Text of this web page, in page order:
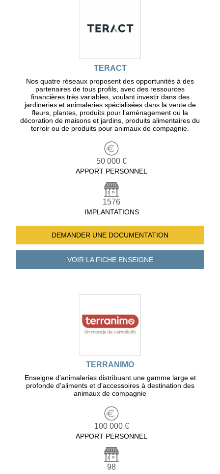
TERACT
Nos quatre réseaux proposent des opportunités à des
partenaires de tous profils, avec des ressources
financières très variables, voulant investir dans des
jardineries et animaleries spécialisées dans la vente de
fleurs, plantes, produits pour l’aménagement ou la
décoration de maisons et jardins, produits alimentaires du
terroir ou de produits pour animaux de compagnie.
50 000 €
APPORT PERSONNEL
1576
IMPLANTATIONS
DEMANDER UNE DOCUMENTATION
VOIR LA FICHEENSEIGNE
TERRANIMO
Enseigne d’animaleries distribuant une gamme large et
profonde d’aliments et d’accessoires à destination des
animaux de compagnie
100 000 €
APPORT PERSONNEL
98